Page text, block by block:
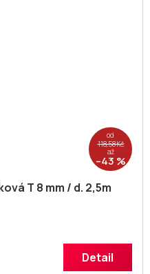
od
118,58 Kč
až
–43 %
T 8 mm / d. 2,5m
Detail